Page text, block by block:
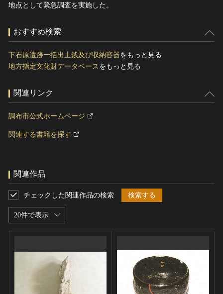
地点として緊急調査を実施した。
おすすめ検索
下石原遺跡一括出土銭及び収納容器をもっと見る
地方指定文化財データベース をもっと見る
関連リンク
調布市公式ホームページ
関連する書籍を探す
関連作品
20件で表示
チェックした関連作品の検索 検索する